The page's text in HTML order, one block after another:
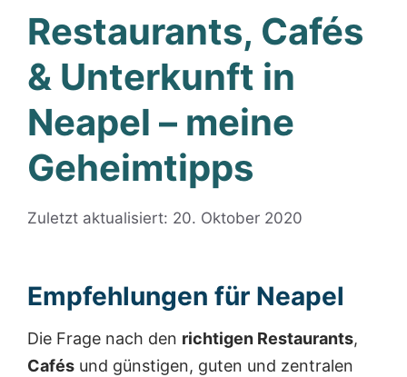
Restaurants, Cafés
& Unterkunft in
Neapel – meine
Geheimtipps
Zuletzt aktualisiert: 20. Oktober 2020
Empfehlungen für Neapel
Die Frage nach den richtigen Restaurants,
Cafés und günstigen, guten und zentralen